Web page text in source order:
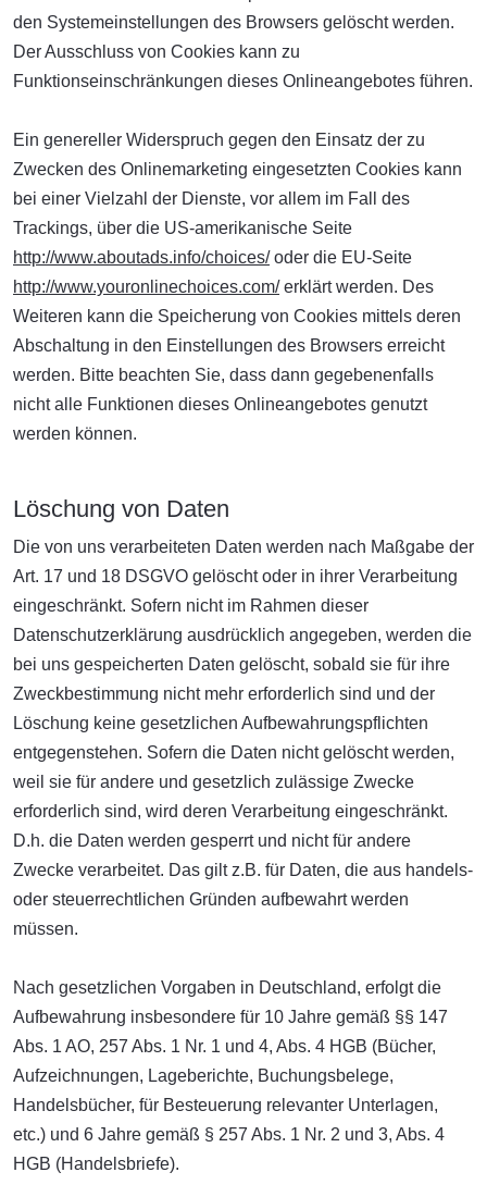
den Systemeinstellungen des Browsers gelöscht werden.
Der Ausschluss von Cookies kann zu
Funktionseinschränkungen dieses Onlineangebotes führen.
Ein genereller Widerspruch gegen den Einsatz der zu
Zwecken des Onlinemarketing eingesetzten Cookies kann
bei einer Vielzahl der Dienste, vor allem im Fall des
Trackings, über die US-amerikanische Seite
http://www.aboutads.info/choices/oder die EU-Seite
http://www.youronlinechoices.com/erklärt werden. Des
Weiteren kann die Speicherung von Cookies mittels deren
Abschaltung in den Einstellungen des Browsers erreicht
werden. Bitte beachten Sie, dass dann gegebenenfalls
nicht alle Funktionen dieses Onlineangebotes genutzt
werden können.
Löschung von Daten
Die von uns verarbeiteten Daten werden nach Maßgabe der
Art. 17 und 18 DSGVO gelöscht oder in ihrer Verarbeitung
eingeschränkt. Sofern nicht im Rahmen dieser
Datenschutzerklärung ausdrücklich angegeben, werden die
bei uns gespeicherten Daten gelöscht, sobald sie für ihre
Zweckbestimmung nicht mehr erforderlich sind und der
Löschung keine gesetzlichen Aufbewahrungspflichten
entgegenstehen. Sofern die Daten nicht gelöscht werden,
weil sie für andere und gesetzlich zulässige Zwecke
erforderlich sind, wird deren Verarbeitung eingeschränkt.
D.h. die Daten werden gesperrt und nicht für andere
Zwecke verarbeitet. Das gilt z.B. für Daten, die aus handels-
oder steuerrechtlichen Gründen aufbewahrt werden
müssen.
Nach gesetzlichen Vorgaben in Deutschland, erfolgt die
Aufbewahrung insbesondere für 10 Jahre gemäß §§ 147
Abs. 1 AO, 257 Abs. 1 Nr. 1 und 4, Abs. 4 HGB (Bücher,
Aufzeichnungen, Lageberichte, Buchungsbelege,
Handelsbücher, für Besteuerung relevanter Unterlagen,
etc.) und 6 Jahre gemäß § 257 Abs. 1 Nr. 2 und 3, Abs. 4
HGB (Handelsbriefe).